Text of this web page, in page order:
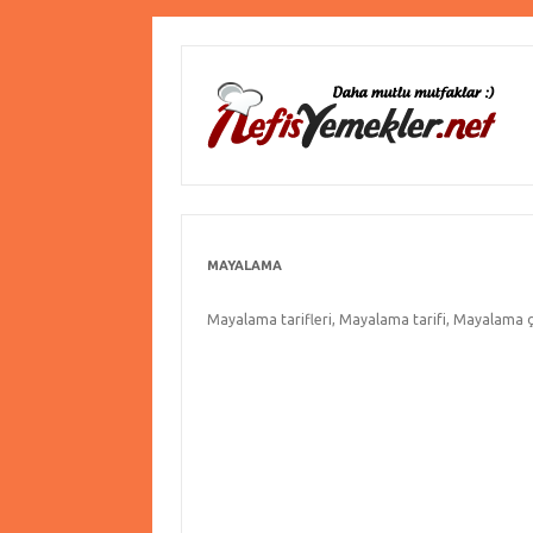
MAYALAMA
Mayalama tarifleri, Mayalama tarifi, Mayalama